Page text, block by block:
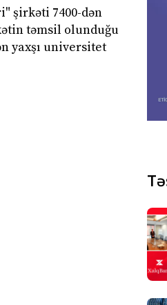
şirkəti 7400-dən
təmsil olunduğu